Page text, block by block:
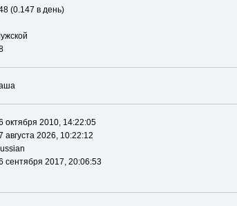
(0.147 в день)
октября 2010, 14:22:05
августа 2026, 10:22:12
сентября 2017, 20:06:53